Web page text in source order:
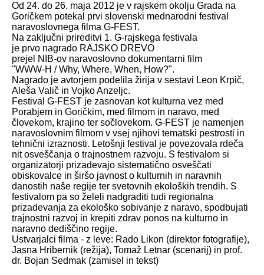
Od 24. do 26. maja 2012 je v rajskem okolju Grada na
Goričkem potekal prvi slovenski mednarodni festival
naravoslovnega filma G-FEST.
Na zaključni prireditvi 1. G-rajskega festivala
je prvo nagrado RAJSKO DREVO
prejel NIB-ov naravoslovno dokumentarni film
"WWW-H / Why, Where, When, How?".
Nagrado je avtorjem podelila žirija v sestavi Leon Krpič,
Aleša Valič in Vojko Anzeljc.
Festival G-FEST je zasnovan kot kulturna vez med
Porabjem in Goričkim, med filmom in naravo, med
človekom, krajino ter sočlovekom. G-FEST je namenjen
naravoslovnim filmom v vsej njihovi tematski pestrosti in
tehnični izraznosti. Letošnji festival je povezovala rdeča
nit osveščanja o trajnostnem razvoju. S festivalom si
organizatorji prizadevajo sistematično osveščati
obiskovalce in širšo javnost o kulturnih in naravnih
danostih naše regije ter svetovnih ekoloških trendih. S
festivalom pa so želeli nadgraditi tudi regionalna
prizadevanja za ekološko sobivanje z naravo, spodbujati
trajnostni razvoj in krepiti zdrav ponos na kulturno in
naravno dediščino regije.
Ustvarjalci filma - z leve: Rado Likon (direktor fotografije),
Jasna Hribernik (režija), Tomaž Letnar (scenarij) in prof.
dr. Bojan Sedmak (zamisel in tekst)